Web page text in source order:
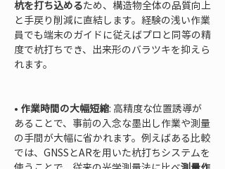
杭を打ち込めるため、構造物全体の品質向上
と手戻り削減に直結します。経験の浅い作業
員でも端末のガイドに従えばプロと同等の精
度で杭打ちでき、出来形のバラツキを抑えら
れます。
• 作業時間の大幅短縮: 高精度な位置誘導が
あることで、事前の入念な墨出し作業や測量
の手間が大幅に省かれます。例えばある比較
では、GNSSとARを用いた杭打ちシステムを